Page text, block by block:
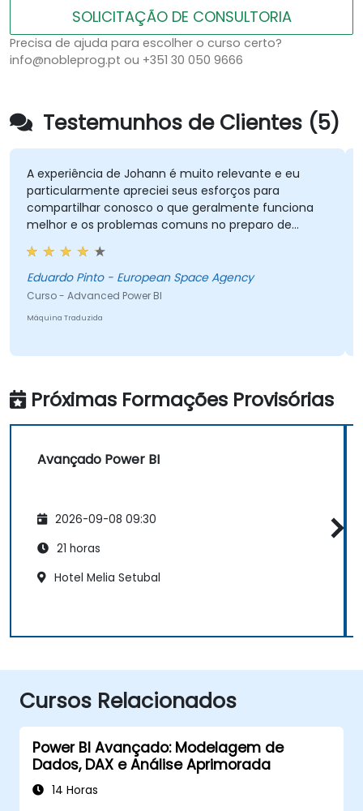
SOLICITAÇÃO DE CONSULTORIA
Precisa de ajuda para escolher o curso certo?
info@nobleprog.pt ou +351 30 050 9666
Testemunhos de Clientes (5)
de Johann é muito relevante e eu
apreciei seus esforços para
conosco o que geralmente funciona
e os problemas comuns no preparo de
Pinto - European Space Agency
- Advanced Power BI
Traduzida
Próximas Formações Provisórias
Avançado Power BI
2026-09-08 09:30
21 horas
Hotel Melia Setubal
Cursos Relacionados
Power BI Avançado: Modelagem de
Dados, DAX e Análise Aprimorada
14 Horas